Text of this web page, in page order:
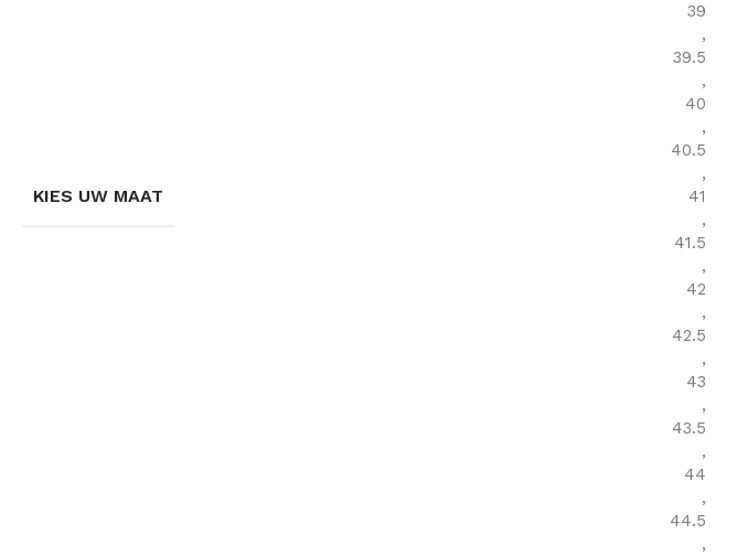
KIES UW MAAT
39
,
39.5
,
40
,
40.5
,
41
,
41.5
,
42
,
42.5
,
43
,
43.5
,
44
,
44.5
,